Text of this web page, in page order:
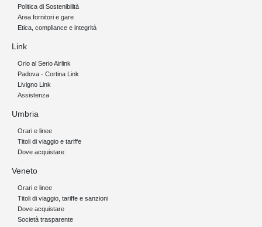
Politica di Sostenibilità
Area fornitori e gare
Etica, compliance e integrità
Link
Orio al Serio Airlink
Padova - Cortina Link
Livigno Link
Assistenza
Umbria
Orari e linee
Titoli di viaggio e tariffe
Dove acquistare
Veneto
Orari e linee
Titoli di viaggio, tariffe e sanzioni
Dove acquistare
Società trasparente